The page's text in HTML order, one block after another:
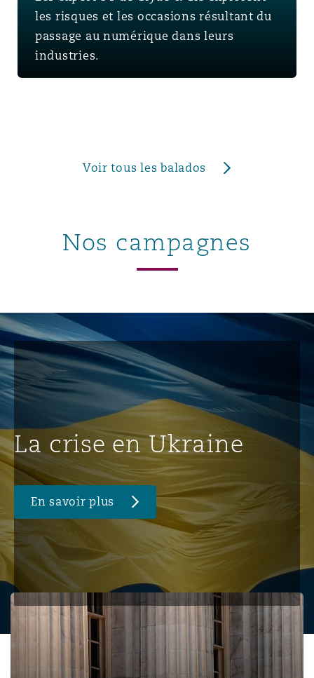
les risques et les occasions résultant du
passage au numérique dans leurs
industries.
Voir tous les balados
Nos campagnes
La crise en Ukraine
En savoir plus
Des sanctions supplémentaires imposées à la Russie, y